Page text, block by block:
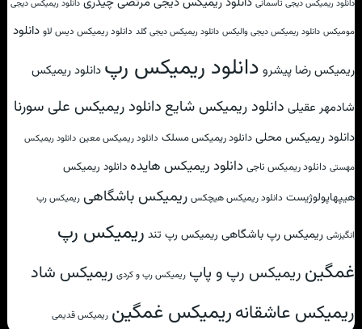
دانلود ریمیکس دیجی تاسمانی دانلود ریمیکس دیجی
مومیکس دانلود ریمیکس دیجی والیکس دانلود ریمیکس دیجی گلد دانلود ریمیکس دیس لاو دانلود
ریمیکس رضا پیشرو دانلود ریمیکس رپ دانلود ریمیکس
شادمهر عقیلی دانلود ریمیکس شایع دانلود ریمیکس علی سورنا
دانلود ریمیکس محلی دانلود ریمیکس مسلک دانلود ریمیکس معین دانلود ریمیکس
مهستی دانلود ریمیکس ناجی دانلود ریمیکس هایدهدانلود ریمیکس
هیپهاپولوژیست دانلود ریمیکس هیچکس ریمیکس باشگاهی ریمیکس رپ
انگیزشی ریمیکس رپ باشگاهی ریمیکس رپ تند ریمیکس رپ
غمگین ریمیکس رپ و پاپ ریمیکس رپ و کردی ریمیکس شاد
ریمیکس عاشقانهریمیکس غمگین ریمیکس قدیمی